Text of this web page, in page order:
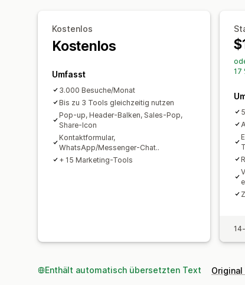
Kostenlos
Kostenlos
Umfasst
3.000 Besuche/Monat
Bis zu 3 Tools gleichzeitig nutzen
Pop-up, Header-Balken, Sales-Pop,
Share-Icon
Kontaktformular,
WhatsApp/Messenger-Chat..
+ 15 Marketing-Tools
17
Enthält automatisch übersetzten Text